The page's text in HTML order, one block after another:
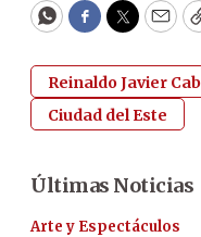
WhatsApp
Facebook
Twitter
Reinaldo Javier
Ciudad del Este
Últimas Noticias
Arte y Espectáculos